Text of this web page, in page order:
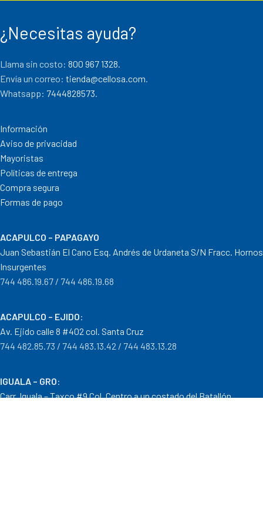
¿Necesitas ayuda?
Llama sin costo: 800 967 1328.
Envía un correo: tienda@cellosa.com.
Whatsapp: 7444828573.
Información
Aviso de privacidad
Mayoristas
Políticas de entrega
Compra segura
Formas de pago
ACAPULCO – PAPAGAYO
Juan Sebastián El Cano Esq. Andrés de Urdaneta S/N Fracc. Hornos
Insurgentes
744 486.19.67 / 744 486.19.68
ACAPULCO – EJIDO:
Av. Ejido calle 8 #402 col. Santa Cruz
744 482.85.73 / 744 483.13.42 / 744 483.13.28
IGUALA – GRO:
Carr. Iguala – Taxco #9 Col. Centro a un costado del Batallón